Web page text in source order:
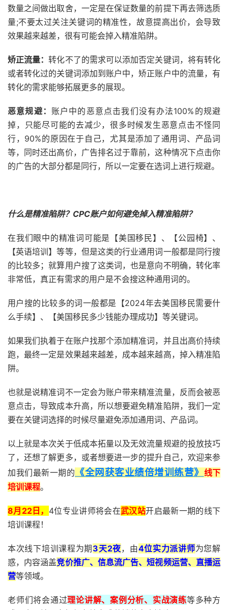
数量之间做出取舍，一定是在保证数量的前提下再去筛选质
量;不要太过关注关键词的精准性，故意提高出价，会导致
效果越来越差，很有可能会掉入精准陷阱。
矫正流量：转化不了的需求可以添加否定关键词，将有转化
或者转化过的关键词添加到账户中，矫正账户中的流量，有
转化的需求能够拓展更多的展现。
恶意规避： 账户中的恶意点击我们没有办法100%的规避
掉，只能尽可能的去减少，很多时候发生恶意点击不怪同
行，90%的原因在于自己，尤其是添加了通用词、产品词
等，同时还出高价，广告排名过于靠前，这种情况下点击你
的广告的大部分都是同行，所以一定要在选词上进行规避。
什么是精准陷阱？CPC账户如何避免掉入精准陷阱？
在我们眼中的精准词可能是【美国移民】、【公园椅】、
【英语培训】等等，但是这类的行业通用词一般都是同行搜
的比较多；就算用户搜了这类词，也是意向不明确，转化率
非常低，真正有需求的用户是不会搜这种通用词的。
用户搜的比较多的词一般都是【2024年去美国移民需要什
么手续】、【美国移民多少钱能办理成功】等关键词。
如果我们执着于在账户找那个添加精准词，并且出高价持续
跑，最终一定是效果越来越差，成本越来越高，掉入精准陷
阱。
也就是说精准词不一定会为账户带来精准流量，反而会被恶
意点击，导致成本升高，所以想要避免精准陷阱，我们一定
要在关键词选择的时候尽量避免添加通用词、产品词。
以上就是本次关于低成本拓量以及无效流量规避的投放技巧
了，还想了解更多，或者想要进一步的提升自己，欢迎来参
加我们最新一期的 《全网获客业绩倍增训练营》 线下
培训课程。
8月22日， 4位专业讲师将会在武汉站开启最新一期的线下
培训课程！
本次线下培训课程为期 3天2夜，由4位实力派讲师为您解
惑，内容涵盖竞价推广、信息流广告、短视频运营、直播运
营等领域。
老师们将会通过理论讲解、案例分析、实战演练等多种方